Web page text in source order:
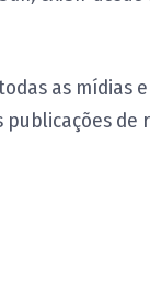
as mídias
de